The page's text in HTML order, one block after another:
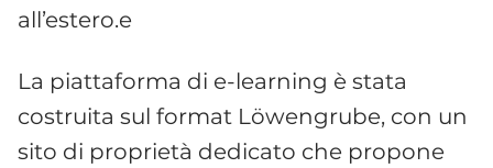
all’estero.e
La piattaforma di e-learning è stata
costruita sul format Löwengrube, con un
sito di proprietà dedicato che propone